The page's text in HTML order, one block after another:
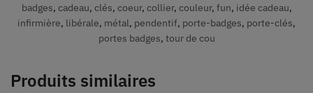
badges, cadeau, clés, coeur, collier, couleur, fun, idée cadeau,
infirmière, libérale, métal, pendentif, porte-badges, porte-clés,
portes badges, tour de cou
Produits similaires